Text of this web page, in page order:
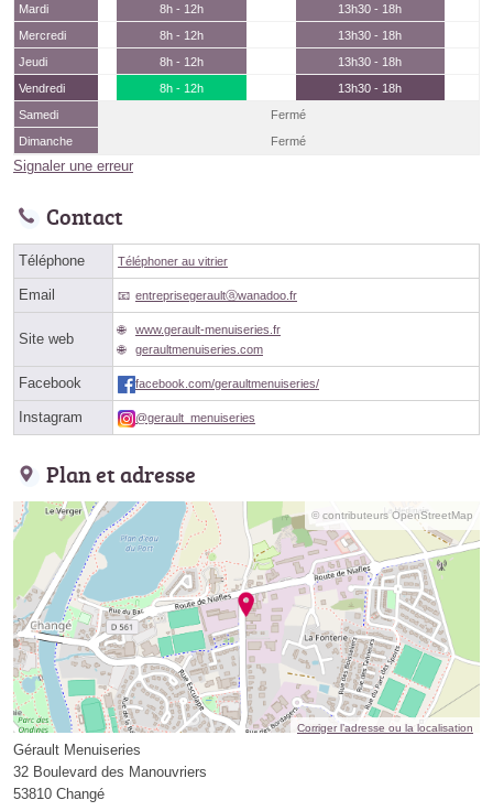
Mardi
8h - 12h
13h30 - 18h
Mercredi
8h - 12h
13h30 - 18h
Jeudi
8h - 12h
13h30 - 18h
Vendredi
8h - 12h
13h30 - 18h
Samedi
Fermé
Dimanche
Fermé
Signaler une erreur
Contact
Téléphone Téléphoner au vitrier
Email entreprisegeraultⓐwanadoo.fr
Site web
www.gerault-menuiseries.fr
geraultmenuiseries.com
Facebook facebook.com/geraultmenuiseries/
Instagram @gerault_menuiseries
Plan et adresse
© contributeurs OpenStreetMap
Corriger l’adresse ou la localisation
Gérault Menuiseries
32 Boulevard des Manouvriers
53810 Changé